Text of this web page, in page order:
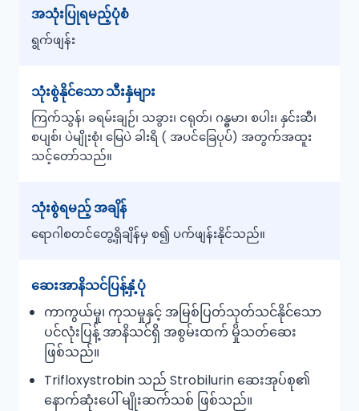
အသုံးပြုရမည့်ပုံစံ
ရွက်ဖျန်း
သုံးစွဲနိုင်သော သီးနှံများ
ကြက်သွန်၊ ခရမ်းချဉ်၊ သခွား၊ ငရုတ်၊ ဂန္ဓမာ၊ စပါး၊ နှင်းဆီ၊
စပျစ်၊ ပဲမျိုးစုံ၊ မြေပဲ ခါးရိ ( အပင်ခြေပုပ်) အတွက်အထူး
သင့်တော်သည်။
သုံးစွဲရမည့် အချိန်
ရောဂါစတင်တွေ့ရှိချိန်မှ စ၍ ပက်ဖျန်းနိုင်သည်။
ဆေးအာနိသင်ပြန့်နှံ့ပုံ
ကာကွယ်မှု၊ ကုသမှုနှင့် အမြစ်ပြတ်သုတ်သင်နိုင်သော
ပင်လုံးပြန့် အာနိသင်ရှိ အစွမ်းထက် မှိုသတ်ဆေး
ဖြစ်သည်။
Trifloxystrobin သည် Strobilurin ဆေးအုပ်စု၏
နောက်ဆုံးပေါ် မျိုးဆက်သစ် ဖြစ်သည်။